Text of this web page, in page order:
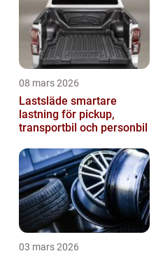
08 mars 2026
Lastsläde smartare
lastning för pickup,
transportbil och personbil
03 mars 2026